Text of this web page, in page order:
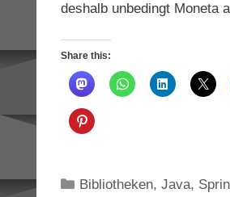
deshalb unbedingt Moneta
Share this:
Categories
Bibliotheken, Java,